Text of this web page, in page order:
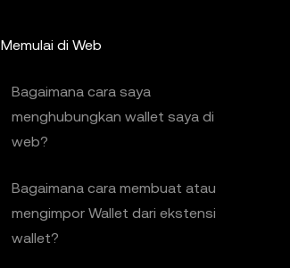
Memulai di Web
Bagaimana cara saya
menghubungkan wallet saya di
web?
Bagaimana cara membuat atau
mengimpor Wallet dari ekstensi
wallet?